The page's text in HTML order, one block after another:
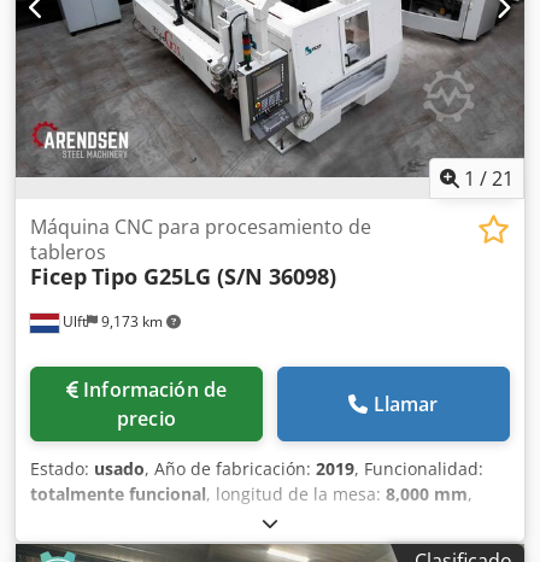
1 /21
Ulft 9,173 km
Máquina CNC para procesamiento de
tableros
FicepTipo G25LG (S/N 36098)
Información de
precio
Llamar
Estado: usado, Año de fabricación: 2019, Funcionalidad:
totalmente funcional, longitud de la mesa: 8,000 mm,
2,540 mm, peso total:
chapa acero (máx.):100 mm, longitud de corte (máx.):